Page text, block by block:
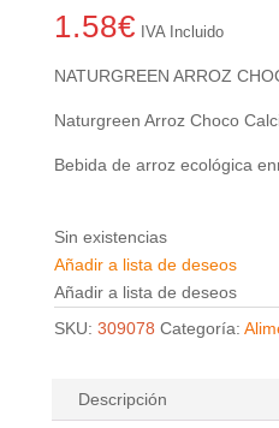
1.58€ IVA Incluido
NATURGREEN ARROZ
Naturgreen Arroz Choco
Bebida de arroz ecológica
Sin existencias
Añadir a lista de deseos
Añadir a lista de deseos
SKU: 309078 Categoría:
Descripción